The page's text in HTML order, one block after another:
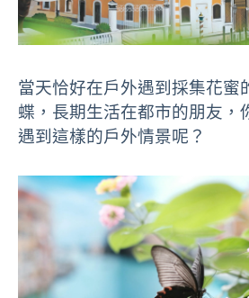
當天恰好在戶外遇到採集花蜜
蝶，長期生活在都市的朋友，
遇到這樣的戶外情景呢？